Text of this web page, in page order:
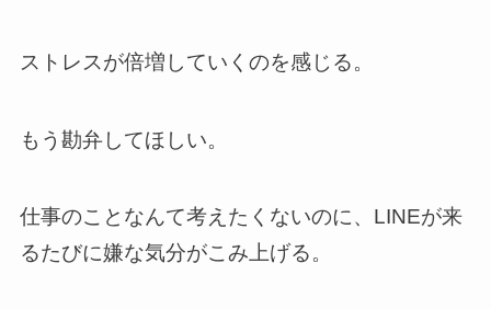
ストレスが倍増していくのを感じる。
もう勘弁してほしい。
仕事のことなんて考えたくないのに、LINEが来
るたびに嫌な気分がこみ上げる。